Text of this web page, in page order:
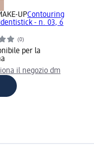
UPContouring
- n. 03, 6
(0)
per la
il negozio dm